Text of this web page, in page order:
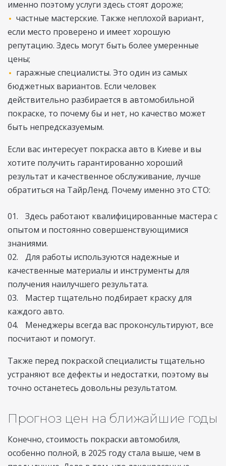
именно поэтому услуги здесь стоят дороже;
частные мастерские. Также неплохой вариант,
если место проверено и имеет хорошую
репутацию. Здесь могут быть более умеренные
цены;
гаражные специалисты. Это один из самых
бюджетных вариантов. Если человек
действительно разбирается в автомобильной
покраске, то почему бы и нет, но качество может
быть непредсказуемым.
Если вас интересует покраска авто в Киеве и вы
хотите получить гарантированно хороший
результат и качественное обслуживание, лучше
обратиться на ТайрЛенд. Почему именно это СТО:
Здесь работают квалифицированные мастера с
опытом и постоянно совершенствующимися
знаниями.
Для работы используются надежные и
качественные материалы и инструменты для
получения наилучшего результата.
Мастер тщательно подбирает краску для
каждого авто.
Менеджеры всегда вас проконсультируют, все
посчитают и помогут.
Также перед покраской специалисты тщательно
устраняют все дефекты и недостатки, поэтому вы
точно останетесь довольны результатом.
Прогноз цен на ближайшие годы
Конечно, стоимость покраски автомобиля,
особенно полной, в 2025 году стала выше, чем в